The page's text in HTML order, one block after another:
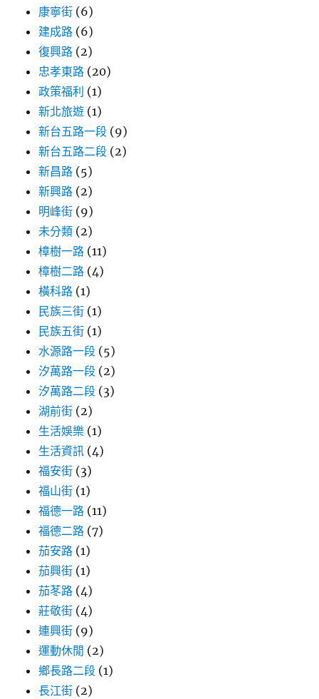
康寧街 (6)
建成路 (6)
復興路 (2)
忠孝東路 (20)
政策福利 (1)
新北旅遊 (1)
新台五路一段 (9)
新台五路二段 (2)
新昌路 (5)
新興路 (2)
明峰街 (9)
未分類 (2)
樟樹一路 (11)
樟樹二路 (4)
橫科路 (1)
民族三街 (1)
民族五街 (1)
水源路一段 (5)
汐萬路一段 (2)
汐萬路二段 (3)
湖前街 (2)
生活娛樂 (1)
生活資訊 (4)
福安街 (3)
福山街 (1)
福德一路 (11)
福德二路 (7)
茄安路 (1)
茄興街 (1)
茄苳路 (4)
莊敬街 (4)
連興街 (9)
運動休閒 (2)
鄉長路二段 (1)
長江街 (2)